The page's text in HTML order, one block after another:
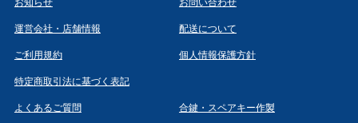
運営会社・店舗情報 配送について
ご利用規約 個人情報保護方針
特定商取引法に基づく表記
よくあるご質問 合鍵・スペアキー作製